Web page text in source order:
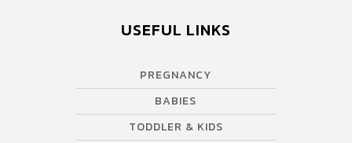
พระศรีพัชรินทราบรมราชินีนาถฯ อาคารสวนกุหลาบ […]
USEFUL LINKS
PREGNANCY
BABIES
TODDLER & KIDS